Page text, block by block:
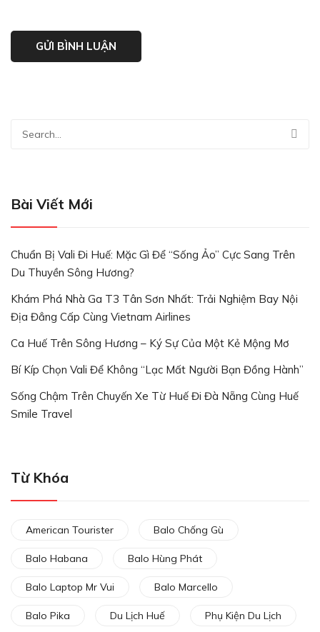
Bài Viết Mới
Chuẩn Bị Vali Đi Huế: Mặc Gì Để “Sống Ảo” Cực Sang Trên
Du Thuyền Sông Hương?
Khám Phá Nhà Ga T3 Tân Sơn Nhất: Trải Nghiệm Bay Nội
Địa Đẳng Cấp Cùng Vietnam Airlines
Ca Huế Trên Sông Hương – Ký Sự Của Một Kẻ Mộng Mơ
Bí Kíp Chọn Vali Để Không “lạc Mất Người Bạn Đồng Hành”
Sống Chậm Trên Chuyến Xe Từ Huế Đi Đà Nẵng Cùng Huế
Smile Travel
Từ Khóa
American Tourister Balo Chống Gù
Balo Habana Balo Hùng Phát
Balo Laptop Mr Vui Balo Marcello
Balo Pika Du Lịch Huế Phụ Kiện Du Lịch